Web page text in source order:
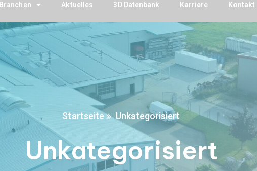
Branchen Aktuelles 3D Datenbank Karriere Kontakt
Startseite Unkategorisiert
Unkategorisiert